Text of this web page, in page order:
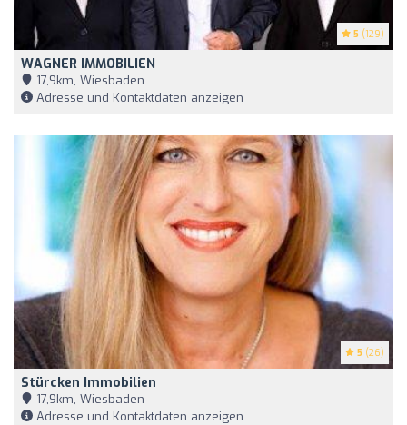
5 (129)
WAGNER IMMOBILIEN
17,9km, Wiesbaden
Adresse und Kontaktdaten anzeigen
5 (26)
Stürcken Immobilien
17,9km, Wiesbaden
Adresse und Kontaktdaten anzeigen